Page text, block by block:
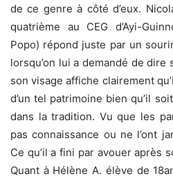
de ce genre à côté d’eux.
quatrième au CEG d’Ayi-
Popo) répond juste par un
lorsqu’on lui a demandé de
son visage affiche clairement
d’un tel patrimoine bien qu’il
dans la tradition. Vu que les
pas connaissance ou ne l’ont
Ce qu’il a fini par avouer après
Quant à Hélène A. élève de